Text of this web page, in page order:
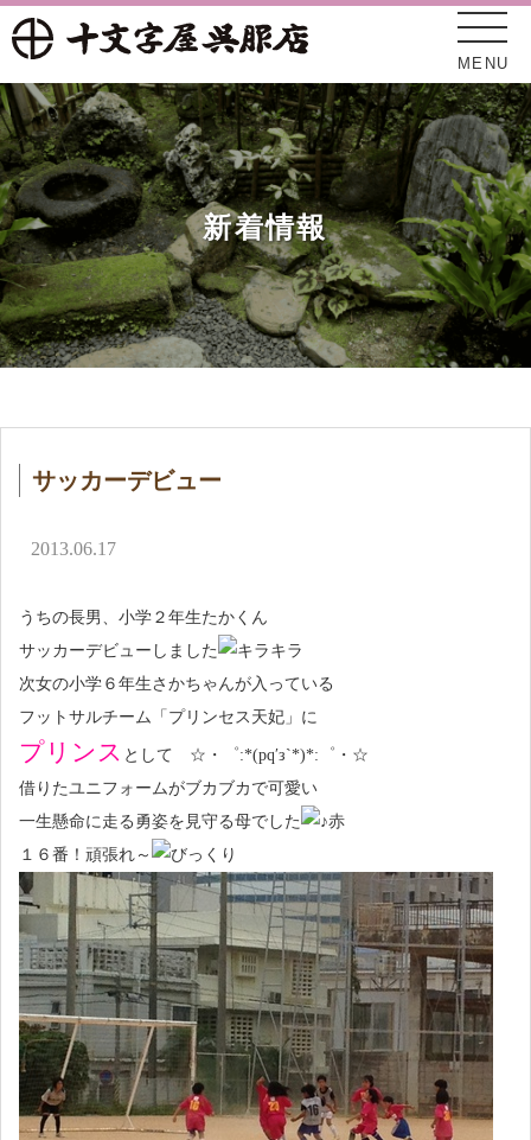
MENU
新着情報
十文字屋について
オンラインショップ
アクセス
新着情報
サッカーデビュー
2013.06.17
うちの長男、小学２年生たかくん
サッカーデビューしました
次女の小学６年生さかちゃんが入っている
フットサルチーム「プリンセス天妃」に
プリンス として ☆・゜:*(pq′з`*)*:゜・☆
借りたユニフォームがブカブカで可愛い
一生懸命に走る勇姿を見守る母でした
１６番！頑張れ～